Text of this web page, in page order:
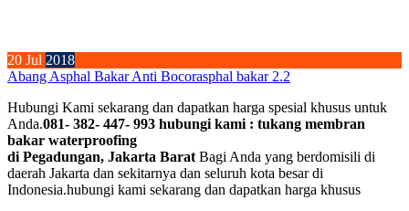
20 Jul 2018
Abang Asphal Bakar Anti Bocorasphal bakar 2.2
Hubungi Kami sekarang dan dapatkan harga spesial khusus untuk
Anda.081- 382- 447- 993 hubungi kami : tukang membran
bakar waterproofing
di Pegadungan, Jakarta BaratBagi Anda yang berdomisili di
daerah Jakarta dan sekitarnya dan seluruh kota besar di
Indonesia.hubungi kami sekarang dan dapatkan harga khusus